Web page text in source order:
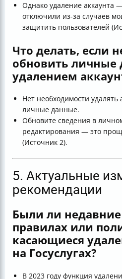
Однако удаление аккаунта
отключили из-за случаев
защитить пользователей
Что делать, если
обновить личные
удалением
Нет необходимости удалять
личные данные.
Обновите сведения в
редактирования — это
(Источник 2).
5. Актуальные
рекомендации
Были ли
правилах или
касающиеся
на Госуслугах?
В 2023 году функция